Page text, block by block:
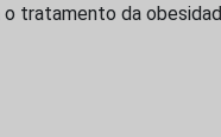
o tratamento da